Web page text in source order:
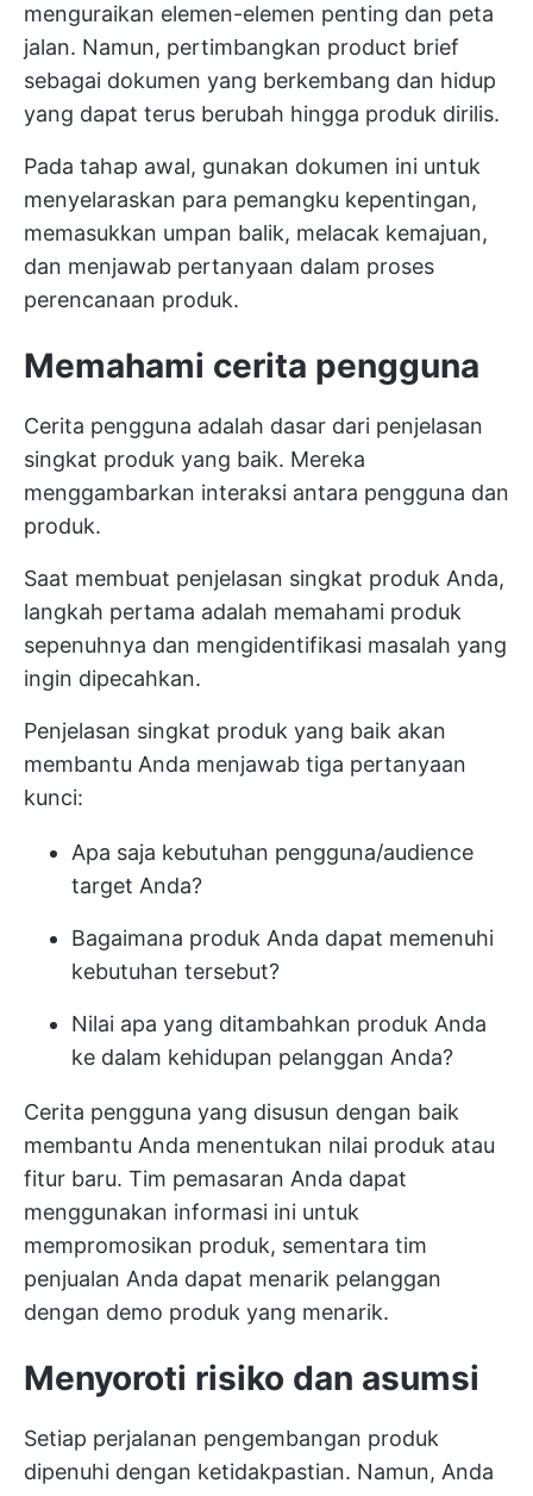
menguraikan elemen-elemen penting dan peta
jalan. Namun, pertimbangkan product brief
sebagai dokumen yang berkembang dan hidup
yang dapat terus berubah hingga produk dirilis.
Pada tahap awal, gunakan dokumen ini untuk
menyelaraskan para pemangku kepentingan,
memasukkan umpan balik, melacak kemajuan,
dan menjawab pertanyaan dalam proses
perencanaan produk.
Memahami cerita pengguna
Cerita pengguna adalah dasar dari penjelasan
singkat produk yang baik. Mereka
menggambarkan interaksi antara pengguna dan
produk.
Saat membuat penjelasan singkat produk Anda,
langkah pertama adalah memahami produk
sepenuhnya dan mengidentifikasi masalah yang
ingin dipecahkan.
Penjelasan singkat produk yang baik akan
membantu Anda menjawab tiga pertanyaan
kunci:
Apa saja kebutuhan pengguna/audience
target Anda?
Bagaimana produk Anda dapat memenuhi
kebutuhan tersebut?
Nilai apa yang ditambahkan produk Anda
ke dalam kehidupan pelanggan Anda?
Cerita pengguna yang disusun dengan baik
membantu Anda menentukan nilai produk atau
fitur baru. Tim pemasaran Anda dapat
menggunakan informasi ini untuk
mempromosikan produk, sementara tim
penjualan Anda dapat menarik pelanggan
dengan demo produk yang menarik.
Menyoroti risiko dan asumsi
Setiap perjalanan pengembangan produk
dipenuhi dengan ketidakpastian. Namun, Anda